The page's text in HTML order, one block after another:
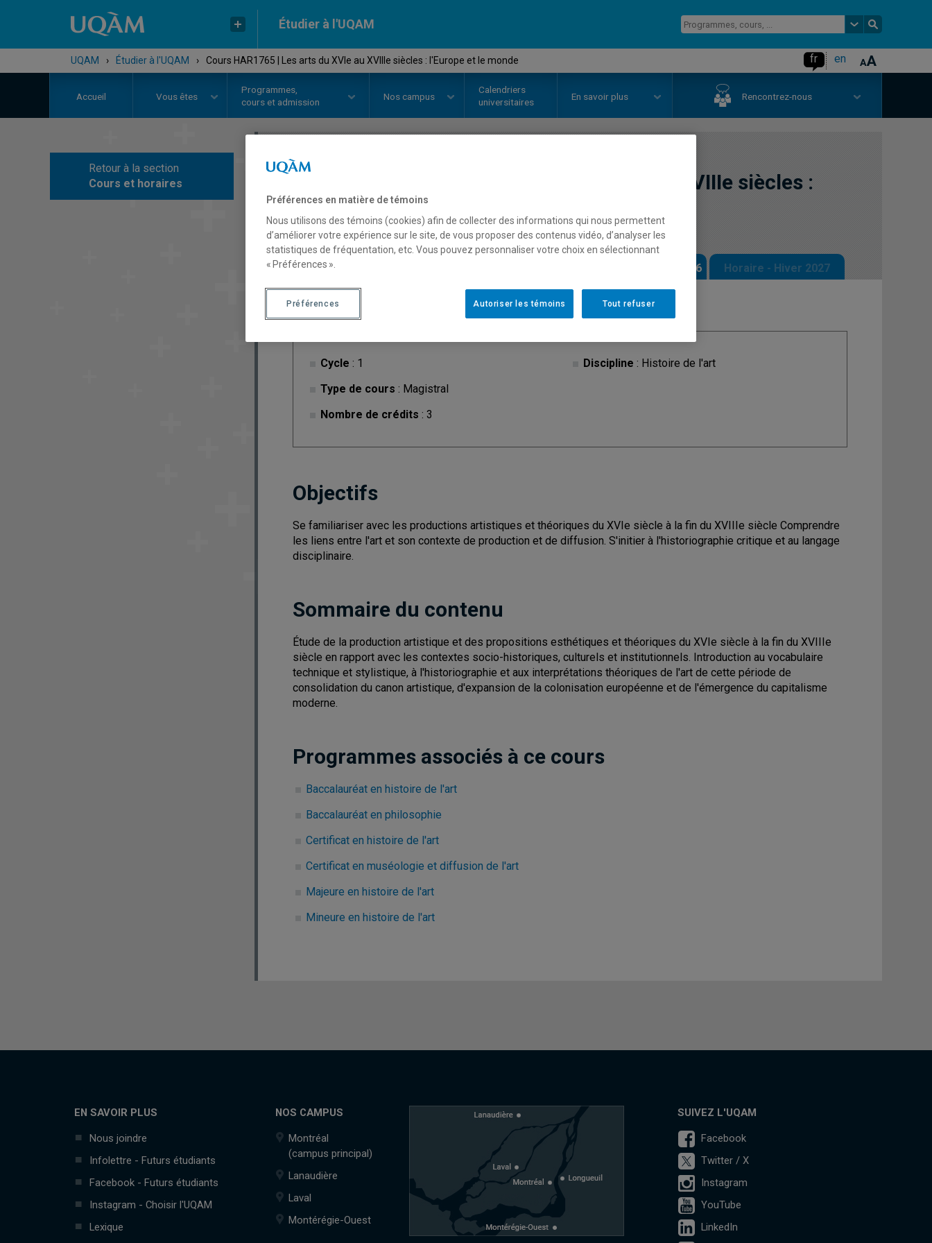
Étudier à l'UQAM
UQAM › Étudier à l'UQAM › Cours HAR1765 | Les arts du XVIe au XVIIIe siècles : l'Europe et le monde fr en
Accueil Vous êtes
Programmes,
cours et admission
Nos campus
Calendriers
universitaires
En savoir plus Rencontrez-nous
Retour à la section
Cours et horaires
Les arts du XVIe au XVIIIe siècles :
l'Europe et le monde
Description Horaire - Automne 2026 Horaire - Hiver 2027
Cycle : 1
Type de cours : Magistral
Nombre de crédits : 3
Discipline : Histoire de l'art
Objectifs
Se familiariser avec les productions artistiques et théoriques du XVIe siècle à la fin du XVIIIe siècle Comprendre
les liens entre l'art et son contexte de production et de diffusion. S'initier à l'historiographie critique et au langage
disciplinaire.
Sommaire du contenu
Étude de la production artistique et des propositions esthétiques et théoriques du XVIe siècle à la fin du XVIIIe
siècle en rapport avec les contextes socio-historiques, culturels et institutionnels. Introduction au vocabulaire
technique et stylistique, à l'historiographie et aux interprétations théoriques de l'art de cette période de
consolidation du canon artistique, d'expansion de la colonisation européenne et de l'émergence du capitalisme
moderne.
Programmes associés à ce cours
Baccalauréat en histoire de l'art
Baccalauréat en philosophie
Certificat en histoire de l'art
Certificat en muséologie et diffusion de l'art
Majeure en histoire de l'art
Mineure en histoire de l'art
EN SAVOIR PLUS
Nous joindre
Infolettre - Futurs étudiants
Facebook - Futurs étudiants
Instagram - Choisir l'UQAM
Lexique
NOS CAMPUS
Montréal
(campus principal)
Lanaudière
Laval
Montérégie-Ouest
SUIVEZ L'UQAM
Facebook
Twitter / X
Instagram
YouTube
LinkedIn
Préférences en matière de témoins
Nous utilisons des témoins (cookies) afin de collecter des informations qui nous permettent
d’améliorer votre expérience sur le site, de vous proposer des contenus vidéo, d’analyser les
statistiques de fréquentation, etc. Vous pouvez personnaliser votre choix en sélectionnant
« Préférences ».
Tout refuser
Autoriser les témoins
Préférences